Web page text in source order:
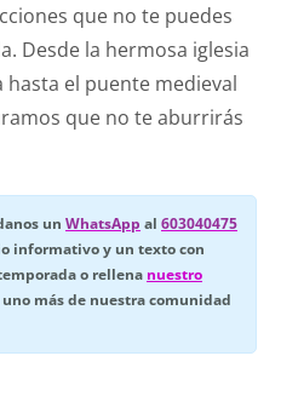
que no te puedes
Desde la hermosa iglesia
el puente medieval
que no te aburrirás
un WhatsApp al 603040475
informativo y un texto con
o rellena nuestro
más de nuestra comunidad